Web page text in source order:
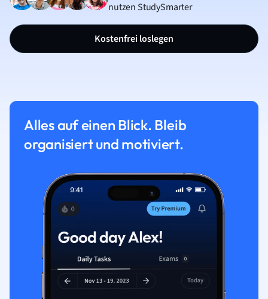
nutzen StudySmarter
Kostenfrei loslegen
Alles auf einen Blick. Bleib
organisiert und motiviert.